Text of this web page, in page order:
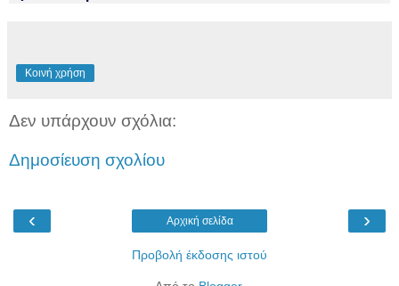
Κοινή χρήση
Δεν υπάρχουν σχόλια:
Δημοσίευση σχολίου
‹ ›
Αρχική σελίδα
Προβολή έκδοσης ιστού